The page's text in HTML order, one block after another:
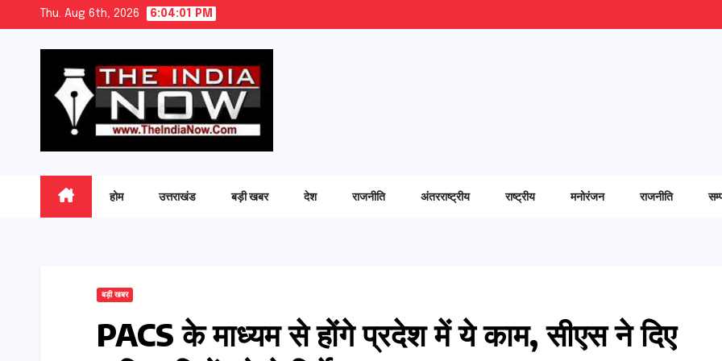
Thu. Aug 6th, 2026 6:04:02 PM
होम उत्तराखंड बड़ी खबर देश राजनीति अंतरराष्ट्रीय राष्ट्रीय मनोरंजन राजनीति
बड़ी खबर
PACS के माध्यम से होंगे प्रदेश में ये काम, सीएस ने दिए